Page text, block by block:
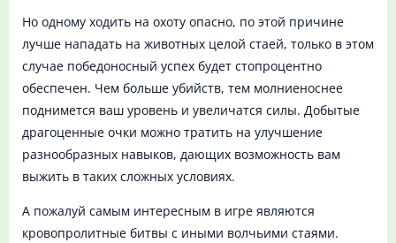
Но одному ходить на охоту опасно, по этой причине
лучше нападать на животных целой стаей, только в этом
случае победоносный успех будет стопроцентно
обеспечен. Чем больше убийств, тем молниеноснее
поднимется ваш уровень и увеличатся силы. Добытые
драгоценные очки можно тратить на улучшение
разнообразных навыков, дающих возможность вам
выжить в таких сложных условиях.
А пожалуй самым интересным в игре являются
кровопролитные битвы с иными волчьими стаями.